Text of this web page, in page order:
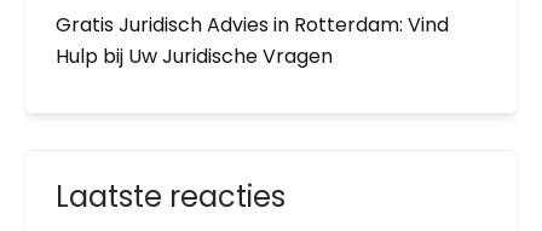
Gratis Juridisch Advies in Rotterdam: Vind
Hulp bij Uw Juridische Vragen
Laatste reacties